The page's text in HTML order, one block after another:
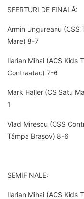
SFERTURI DE FINALĂ:
Armin Ungureanu (CSS
Mare) 8-7
Ilarian Mihai (ACS Kids
Contraatac) 7-6
Mark Haller (CS Satu
1
Vlad Mirescu (CSS
Tâmpa Brașov) 8-6
SEMIFINALE:
Ilarian Mihai (ACS Kids